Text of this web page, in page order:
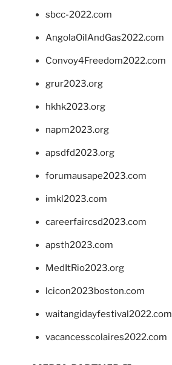
sbcc-2022.com
AngolaOilAndGas2022.com
Convoy4Freedom2022.com
grur2023.org
hkhk2023.org
napm2023.org
apsdfd2023.org
forumausape2023.com
imkl2023.com
careerfaircsd2023.com
apsth2023.com
MedItRio2023.org
lcicon2023boston.com
waitangidayfestival2022.com
vacancesscolaires2022.com